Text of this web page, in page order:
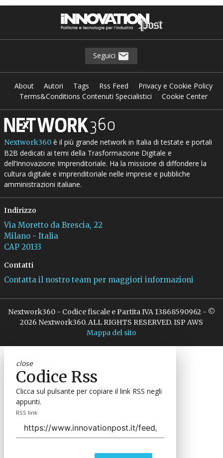
Seguici
About Autori Tags Rss Feed
Privacy e Cookie Policy
Terms&Conditions Contenuti Specialistici
Cookie Center
Nextwork360è il più grande network in Italia di testate e portali
B2B dedicati ai temi della Trasformazione Digitale e
dell’Innovazione Imprenditoriale. Ha la missione di diffondere la
cultura digitale e imprenditoriale nelle imprese e pubbliche
amministrazioni italiane.
Indirizzo
Via Moretto da Brescia, 22
Milano - Italia
CAP 20133
Contatti
Contatta il nostro team per maggiori informazioni
Nextwork360 - Codice fiscale e Partita IVA 13868590962 - ©
2026 Nextwork360. ALL RIGHTS RESERVED. ISP AWS
Mappa del sito
close
Codice Rss
Clicca sul pulsante per copiare il link RSS negli
appunti.
RSS link